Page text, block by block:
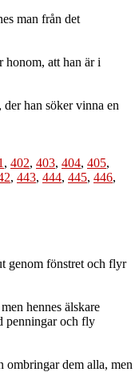
man från det
honom, att han är i
han söker vinna en
, 402, 403, 404, 405,
, 443, 444, 445, 446,
genom fönstret och flyr
hennes älskare
penningar och fly
ombringar dem alla, men